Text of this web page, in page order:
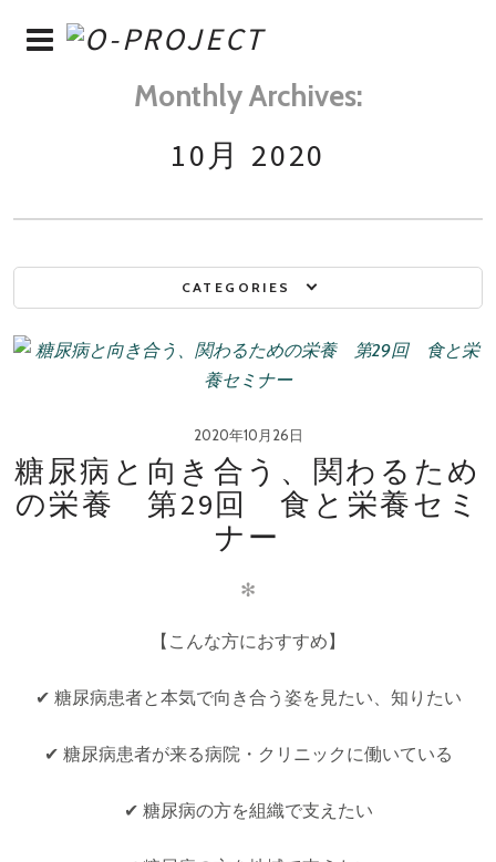
Monthly Archives:
10月 2020
CATEGORIES
2020年10月26日
糖尿病と向き合う、関わるため
の栄養 第29回 食と栄養セミ
ナー
✻
【こんな方におすすめ】
✔ 糖尿病患者と本気で向き合う姿を見たい、知りたい
✔ 糖尿病患者が来る病院・クリニックに働いている
✔ 糖尿病の方を組織で支えたい